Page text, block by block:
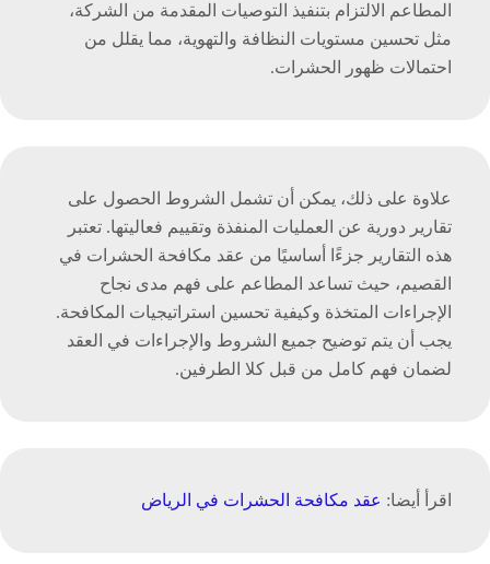
المطاعم الالتزام بتنفيذ التوصيات المقدمة من الشركة،
مثل تحسين مستويات النظافة والتهوية، مما يقلل من
احتمالات ظهور الحشرات.
علاوة على ذلك، يمكن أن تشمل الشروط الحصول على
تقارير دورية عن العمليات المنفذة وتقييم فعاليتها. تعتبر
هذه التقارير جزءًا أساسيًا من عقد مكافحة الحشرات في
القصيم، حيث تساعد المطاعم على فهم مدى نجاح
الإجراءات المتخذة وكيفية تحسين استراتيجيات المكافحة.
يجب أن يتم توضيح جميع الشروط والإجراءات في العقد
لضمان فهم كامل من قبل كلا الطرفين.
اقرأ أيضا: عقد مكافحة الحشرات في الرياض